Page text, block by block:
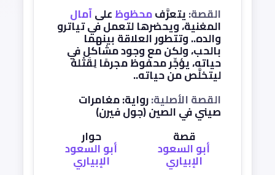
القصة:يتعرَّفمحظوظعلىآمال
المغنية، ويحضرها لتعمل في تياترو
والده.. وتتطور العلاقة بينهما
بالحب، ولكن مع وجود مشاكل في
حياته، يؤجِّر محفوظ مجرمًا لِقَتْلهُ
ليتخلَّص من حياته..
القصة الأصلية:رواية: مغامرات
صيني في الصين (جول فيرن)
قصة
أبو السعود
الإبياري
حوار
أبو السعود
الإبياري